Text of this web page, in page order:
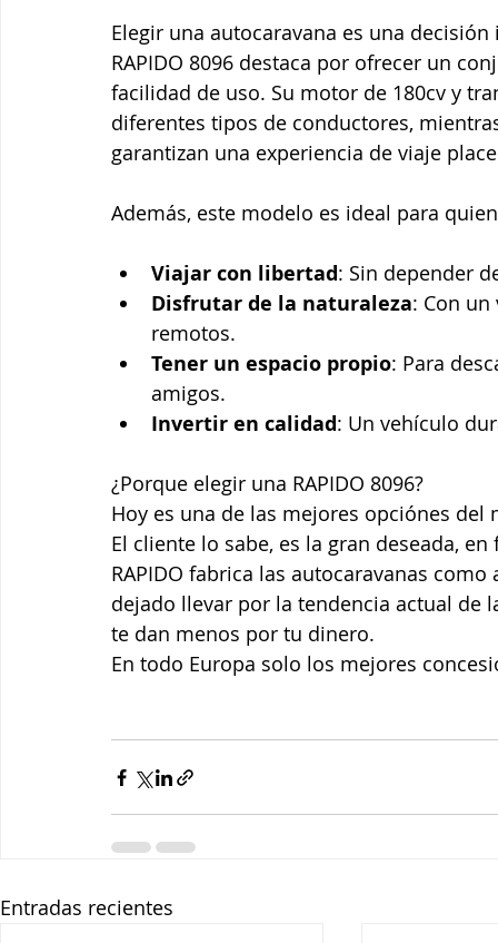
Elegir una autocaravana es una
RAPIDO 8096 destaca por ofrecer un
facilidad de uso. Su motor de 180cv y
diferentes tipos de conductores,
garantizan una experiencia de viaje
Además, este modelo es ideal para
Viajar con libertad: Sin depender
Disfrutar de la naturaleza: Con
remotos.
Tener un espacio propio: Para
amigos.
Invertir en calidad: Un vehículo
¿Porque elegir una RAPIDO 8096?
Hoy es una de las mejores opciónes del
El cliente lo sabe, es la gran deseada,
RAPIDO fabrica las autocaravanas
dejado llevar por la tendencia actual de
te dan menos por tu dinero.
En todo Europa solo los mejores
Entradas recientes